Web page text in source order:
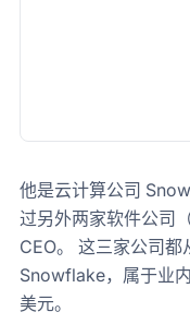
他是云计算公司
过另外两家软件公司
CEO。 这三家公司
Snowflake，属于业
美元。